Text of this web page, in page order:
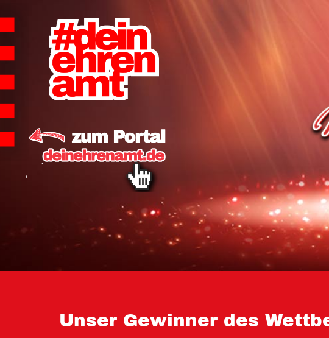
Unser Gewinner des